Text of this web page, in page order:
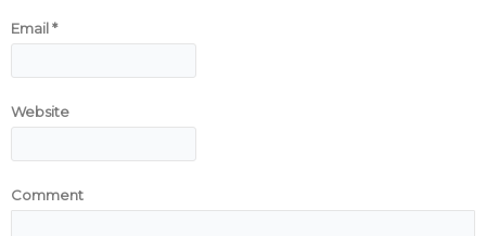
Email*
Website
Comment